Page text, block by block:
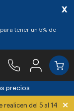
tener un 5% de
x
precios
realicen del 5 al 14
×